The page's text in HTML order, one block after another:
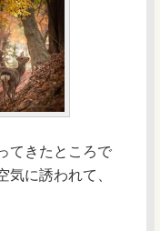
てきたところで
に誘われて、